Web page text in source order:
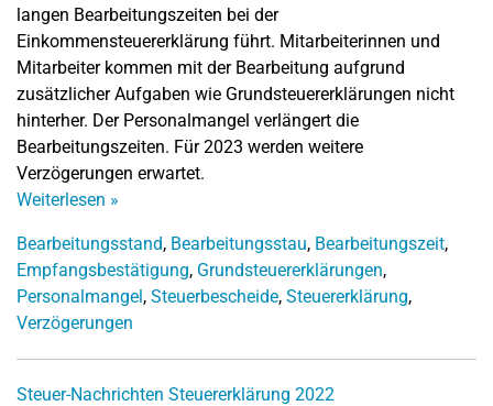
langen Bearbeitungszeiten bei der
Einkommensteuererklärung führt. Mitarbeiterinnen und
Mitarbeiter kommen mit der Bearbeitung aufgrund
zusätzlicher Aufgaben wie Grundsteuererklärungen nicht
hinterher. Der Personalmangel verlängert die
Bearbeitungszeiten. Für 2023 werden weitere
Verzögerungen erwartet.
Weiterlesen »
Bearbeitungsstand, Bearbeitungsstau, Bearbeitungszeit,
Empfangsbestätigung, Grundsteuererklärungen,
Personalmangel, Steuerbescheide, Steuererklärung,
Verzögerungen
Steuer-Nachrichten Steuererklärung 2022